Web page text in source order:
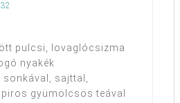
pulcsi, lovaglócsizma
nyakék
sajttal,
gyümölcsös teával